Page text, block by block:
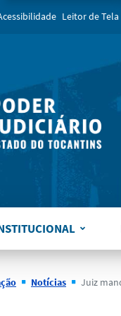
para Leitor de Tela
Notícias Juiz manda a júri